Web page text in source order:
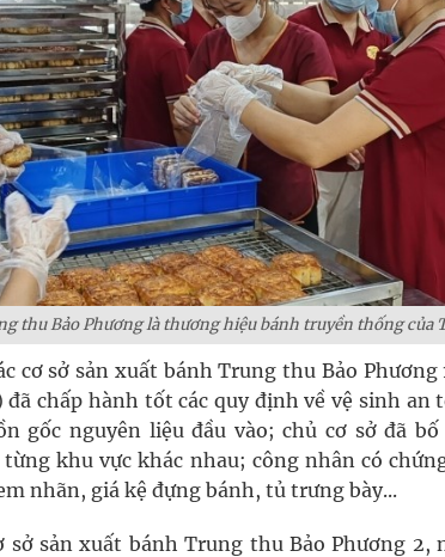
thu Bảo Phương là thương hiệu bánh truyền thống của
cơ sở sản xuất bánh Trung thu Bảo Phương
đã chấp hành tốt các quy định về vệ sinh
gốc nguyên liệu đầu vào; chủ cơ sở đã
khu vực khác nhau; công nhân có
nhãn, giá kệ đựng bánh, tủ trưng bày...
sở sản xuất bánh Trung thu Bảo Phương 2,